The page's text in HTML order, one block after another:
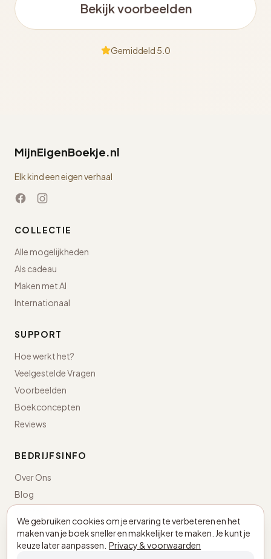
Bekijk voorbeelden
Gemiddeld 5.0
MijnEigenBoekje.nl
Elk kind een eigen verhaal
COLLECTIE
Alle mogelijkheden
Als cadeau
Maken met AI
Internationaal
SUPPORT
Hoe werkt het?
Veelgestelde Vragen
Voorbeelden
Boekconcepten
Reviews
BEDRIJFSINFO
Over Ons
Blog
Nederland · KvK 98043498
BTW NL005305897B03
We gebruiken cookies om je ervaring te verbeteren en het
maken van je boek sneller en makkelijker te maken. Je kunt je
keuze later aanpassen. Privacy & voorwaarden